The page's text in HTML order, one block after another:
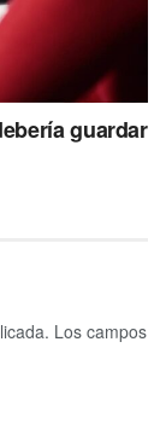
guardar
Los campos